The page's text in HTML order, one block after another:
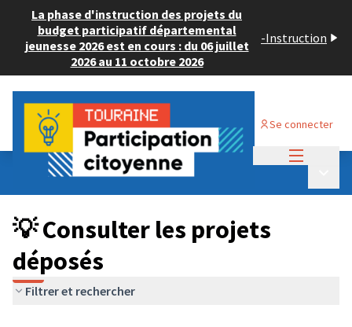
La phase d'instruction des projets du
budget participatif départemental
jeunesse 2026 est en cours : du 06 juillet
2026 au 11 octobre 2026
-Instruction
Se connecter
Budget Participatif JEUNESSE 2024
💡 Consulter les projets déposés
💡 Consulter les projets
déposés
Filtrer et rechercher